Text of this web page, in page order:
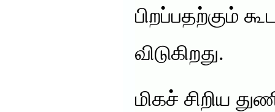
பிறப்பதற்கும்
விடுகிறது.
மிகச் சிறிய